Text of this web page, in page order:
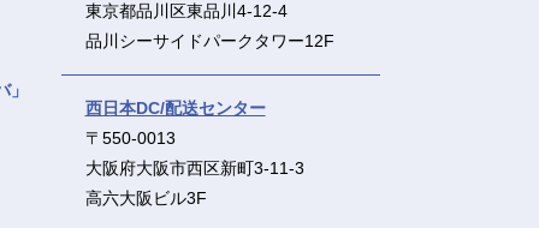
東京都品川区東品川4-12-4
品川シーサイドパークタワー12F
西日本DC/配送センター
〒550-0013
大阪府大阪市西区新町3-11-3
高六大阪ビル3F